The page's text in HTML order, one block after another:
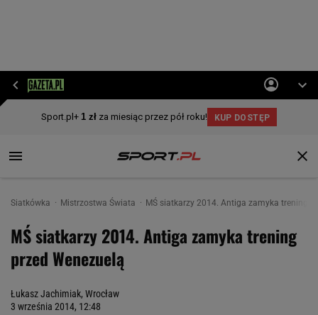
Siatkówka Mistrzostwa Świata MŚ siatkarzy 2014. Antiga zamyka trening
MŚ siatkarzy 2014. Antiga zamyka trening
przed Wenezuelą
Łukasz Jachimiak, Wrocław
3 września 2014, 12:48